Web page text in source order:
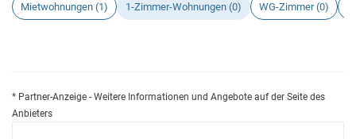
Mietwohnungen (1) 1-Zimmer-Wohnungen (0) WG-Zimmer (0)
* Partner-Anzeige - Weitere Informationen und Angebote auf der Seite des
Anbieters